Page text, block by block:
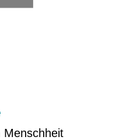
Menschheit